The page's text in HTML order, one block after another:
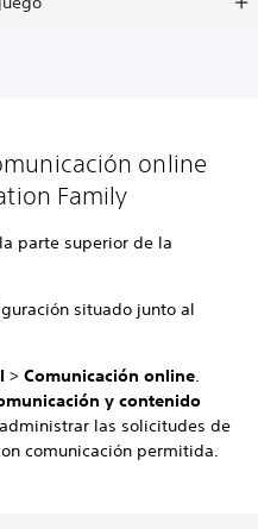
online
Family
parte superior de la
situado junto al
> Comunicación online.
y contenido
las solicitudes de
comunicación permitida.